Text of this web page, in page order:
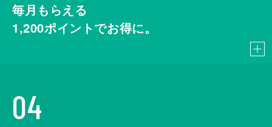
毎月もらえる
1,200ポイントでお得に。
04